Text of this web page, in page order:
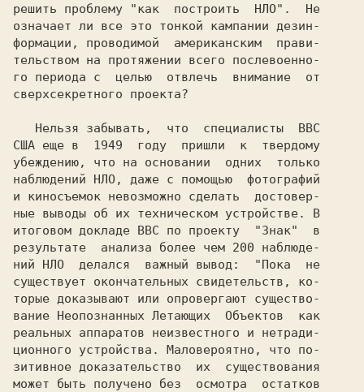
решить проблему "как  построить  НЛО".  Не
означает ли все это тонкой кампании дезин-
формации, проводимой  американским  прави-
тельством на протяжении всего послевоенно-
го периода с  целью  отвлечь  внимание  от
сверхсекретного проекта?
США еще в  1949  году  пришли  к  твердому
убеждению, что на основании  одних  только
наблюдений НЛО, даже с помощью  фотографий
и киносъемок невозможно сделать  достовер-
ные выводы об их техническом устройстве. В
итоговом докладе ВВС по проекту  "Знак"  в
результате  анализа более чем 200 наблюде-
ний НЛО  делался  важный вывод:  "Пока  не
существует окончательных свидетельств, ко-
торые доказывают или опровергают существо-
вание Неопознанных Летающих  Объектов  как
реальных аппаратов неизвестного и нетради-
ционного устройства. Маловероятно, что по-
зитивное доказательство  их  существования
может быть получено без  осмотра  остатков